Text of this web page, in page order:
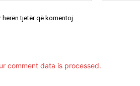
tjetër që komentoj.
comment data is processed.